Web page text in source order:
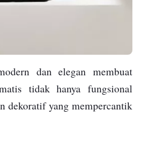
dan elegan membuat
tidak hanya fungsional
dekoratif yang mempercantik